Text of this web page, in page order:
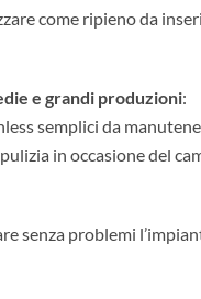
come ripieno da
e grandi produzioni:
semplici da
in occasione del
senza problemi